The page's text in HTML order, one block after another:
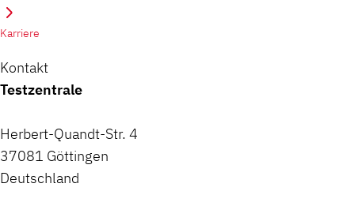
Karriere
Kontakt
Testzentrale
Herbert-Quandt-Str. 4
37081 Göttingen
Deutschland